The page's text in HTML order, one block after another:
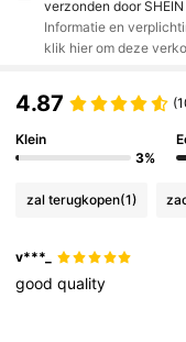
verzonden door SHEIN
Informatie en
klik hier om deze
4.87
Klein
3%
zal terugkopen(1)
v***_
goodquality